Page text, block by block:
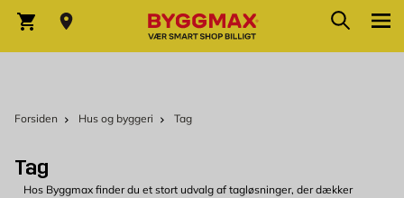
Indkøbskurv Søg
Forsiden Hus og byggeri Tag
Tag
Hos Byggmax finder du et stort udvalg af tagløsninger, der dækker